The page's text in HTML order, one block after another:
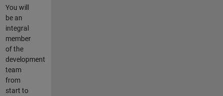
You will
be an
integral
member
of the
development
team
from
start to